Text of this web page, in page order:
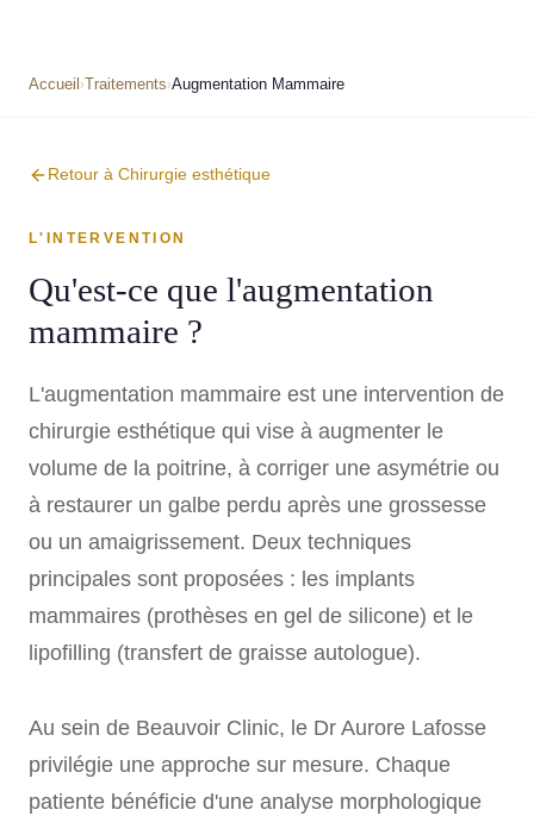
Accueil ›Traitements›Augmentation Mammaire
Retour à Chirurgie esthétique
L'INTERVENTION
Qu'est-ce que l'augmentation
mammaire ?
L'augmentation mammaire est une intervention de
chirurgie esthétique qui vise à augmenter le
volume de la poitrine, à corriger une asymétrie ou
à restaurer un galbe perdu après une grossesse
ou un amaigrissement. Deux techniques
principales sont proposées : les implants
mammaires (prothèses en gel de silicone) et le
lipofilling (transfert de graisse autologue).
Au sein de Beauvoir Clinic, le Dr Aurore Lafosse
privilégie une approche sur mesure. Chaque
patiente bénéficie d'une analyse morphologique